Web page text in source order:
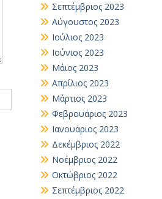
Σεπτέμβριος 2023
Αύγουστος 2023
Ιούλιος 2023
Ιούνιος 2023
Μάιος 2023
Απρίλιος 2023
Μάρτιος 2023
Φεβρουάριος 2023
Ιανουάριος 2023
Δεκέμβριος 2022
Νοέμβριος 2022
Οκτώβριος 2022
Σεπτέμβριος 2022